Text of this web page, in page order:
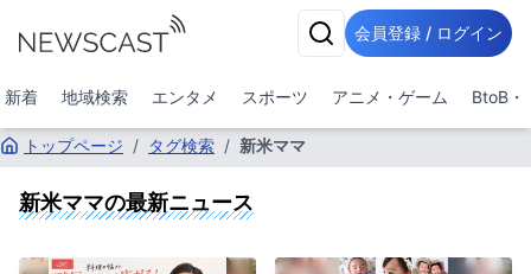
会員登録 / ログイン
新着 地域検索 エンタメ スポーツ アニメ・ゲーム BtoB・
トップページ / タグ検索 / 新米ママ
新米ママの最新ニュース